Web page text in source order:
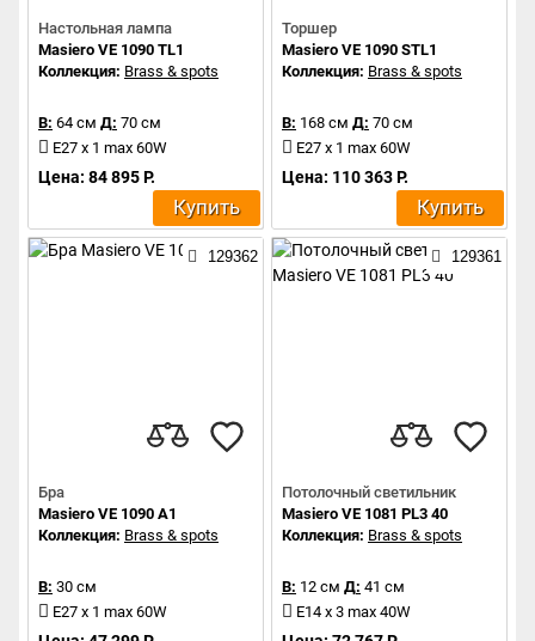
Настольная лампа
Masiero VE 1090 TL1
Коллекция: Brass & spots
В: 64 см Д: 70 см
E27 x 1 max 60W
Цена: 84 895 Р.
Купить
Торшер
Masiero VE 1090 STL1
Коллекция: Brass & spots
В: 168 см Д: 70 см
E27 x 1 max 60W
Цена: 110 363 Р.
Купить
129362
Бра
Masiero VE 1090 A1
Коллекция: Brass & spots
В: 30 см
E27 x 1 max 60W
129361
Потолочный светильник
Masiero VE 1081 PL3 40
Коллекция: Brass & spots
В: 12 см Д: 41 см
E14 x 3 max 40W